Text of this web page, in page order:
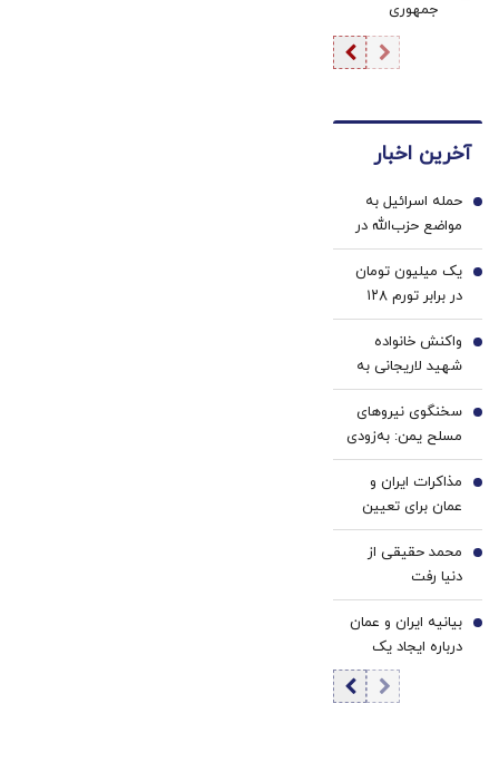
قرار گرفت
جمهوری
اسلامی برای
برخورد با ۲
بوی خیانت به
مشام می‌رسد
آخرین اخبار
حمله اسرائیل به
مواضع حزب‌الله در
جنوب لبنان
1
یک میلیون تومان
در برابر تورم ۱۲۸
درصدی/ افزایش
کالابرگ منتفی
شد؟
2
واکنش خانواده
شهید لاریجانی به
یک ادعا/ از اظهارات
شتاب‌زده و غیر
کارشناسی شدیداً
اجتناب کنید
3
سخنگوی نیروهای
مسلح یمن: به‌زودی
بیانیه مهم درباره
یک عملیات
گسترده صادر
می‌شود
4
مذاکرات ایران و
عمان برای تعیین
تعرفه ۳ تا ۷
درصدی در تنگه
هرمز / رویترز خبر
داد
5
محمد حقیقی از
دنیا رفت
6
بیانیه ایران و عمان
درباره ایجاد یک
گذرگاه موقت در
تنگه هرمز چه زمان
7